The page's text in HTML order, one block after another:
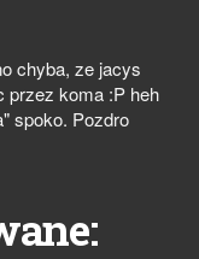
chyba, ze jacys
przez koma :P heh
spoko. Pozdro